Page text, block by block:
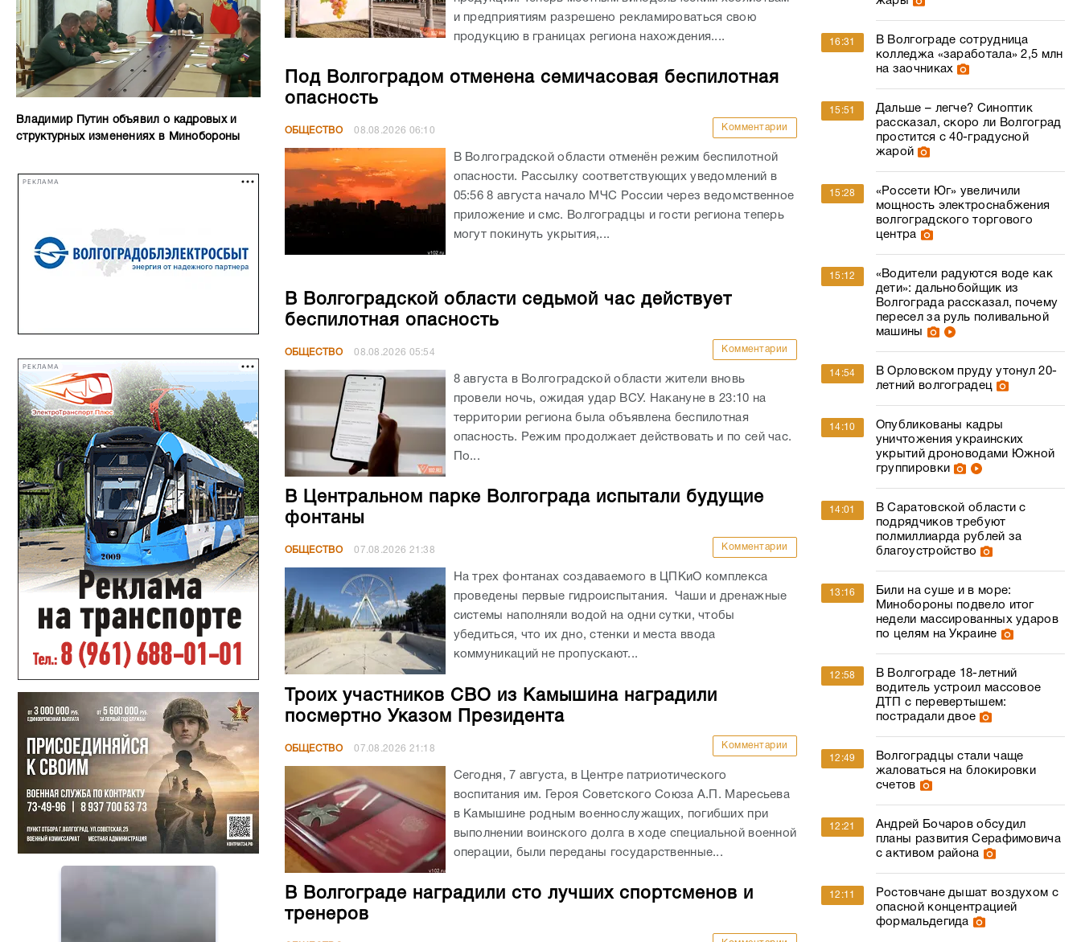
Владимир Путин объявил о кадровых и
структурных изменениях в Минобороны
РЕКЛАМА
РЕКЛАМА
и предприятиям разрешено рекламироваться свою
продукцию в границах региона нахождения....
Под Волгоградом отменена семичасовая беспилотная
опасность
ОБЩЕСТВО 08.08.2026 06:10 Комментарии
В Волгоградской области отменён режим беспилотной
опасности. Рассылку соответствующих уведомлений в
05:56 8 августа начало МЧС России через ведомственное
приложение и смс. Волгоградцы и гости региона теперь
могут покинуть укрытия,...
В Волгоградской области седьмой час действует
беспилотная опасность
ОБЩЕСТВО 08.08.2026 05:54 Комментарии
8 августа в Волгоградской области жители вновь
провели ночь, ожидая удар ВСУ. Накануне в 23:10 на
территории региона была объявлена беспилотная
опасность. Режим продолжает действовать и по сей час.
По...
В Центральном парке Волгограда испытали будущие
фонтаны
ОБЩЕСТВО 07.08.2026 21:38 Комментарии
На трех фонтанах создаваемого в ЦПКиО комплекса
проведены первые гидроиспытания. Чаши и дренажные
системы наполняли водой на одни сутки, чтобы
убедиться, что их дно, стенки и места ввода
коммуникаций не пропускают...
Троих участников СВО из Камышина наградили
посмертно Указом Президента
ОБЩЕСТВО 07.08.2026 21:18 Комментарии
Сегодня, 7 августа, в Центре патриотического
воспитания им. Героя Советского Союза А.П. Маресьева
в Камышине родным военнослужащих, погибших при
выполнении воинского долга в ходе специальной военной
операции, были переданы государственные...
В Волгограде наградили сто лучших спортсменов и
тренеров
16:31
В Волгограде сотрудница
колледжа «заработала» 2,5 млн
на заочниках
15:51
Дальше – легче? Синоптик
рассказал, скоро ли Волгоград
простится с 40-градусной
жарой
15:28
«Россети Юг» увеличили
мощность электроснабжения
волгоградского торгового
центра
15:12
«Водители радуются воде как
дети»: дальнобойщик из
Волгограда рассказал, почему
пересел за руль поливальной
машины
14:54
В Орловском пруду утонул 20-
летний волгоградец
14:10
Опубликованы кадры
уничтожения украинских
укрытий дроноводами Южной
группировки
14:01
В Саратовской области с
подрядчиков требуют
полмиллиарда рублей за
благоустройство
13:16
Били на суше и в море:
Минобороны подвело итог
недели массированных ударов
по целям на Украине
12:58
В Волгограде 18-летний
водитель устроил массовое
ДТП с перевертышем:
пострадали двое
12:49
Волгоградцы стали чаще
жаловаться на блокировки
счетов
12:21
Андрей Бочаров обсудил
планы развития Серафимовича
с активом района
12:11
Ростовчане дышат воздухом с
опасной концентрацией
формальдегида